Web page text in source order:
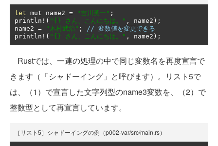
let mut name2 = "吉川英一" ;
println !( "{} さん、こんにちは。" , name2 );
name2 = "木村武治" ;
// 変数値を変更できる
println !( "{} さん、こんにちは。" , name2 );
Rustでは、一連の処理の中で同じ変数名を再度宣言で
きます（「シャドーイング」と呼びます）。リスト5で
は、（1）で宣言した文字列型のname3変数を、（2）で
整数型として再宣言しています。
［リスト5］シャドーイングの例（p002-var/src/main.rs）